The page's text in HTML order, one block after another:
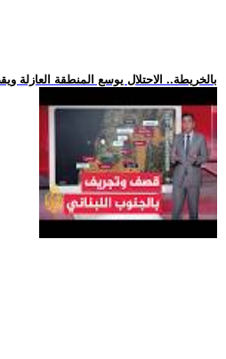
.. بالخريطة.. الاحتلال يوسع المنطقة العازلة